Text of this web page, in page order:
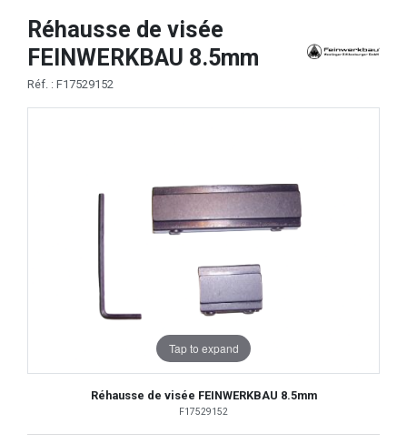
Réhausse de visée
FEINWERKBAU 8.5mm
Réf. : F17529152
Tap to expand
Réhausse de visée FEINWERKBAU 8.5mm
F17529152